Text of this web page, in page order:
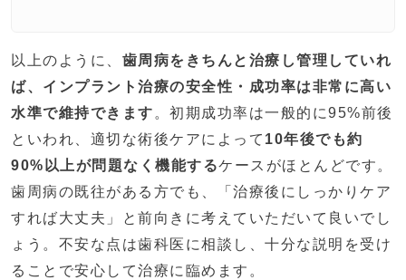
以上のように、 歯周病をきちんと治療し管理していれ
ば、インプラント治療の安全性・成功率は非常に高い
水準で維持できます。初期成功率は一般的に95%前後
といわれ​、適切な術後ケアによって 10年後でも約
90%以上が問題なく機能するケースがほとんどです。
歯周病の既往がある方でも、「治療後にしっかりケア
すれば大丈夫」と前向きに考えていただいて良いでし
ょう。不安な点は歯科医に相談し、十分な説明を受け
ることで安心して治療に臨めます。